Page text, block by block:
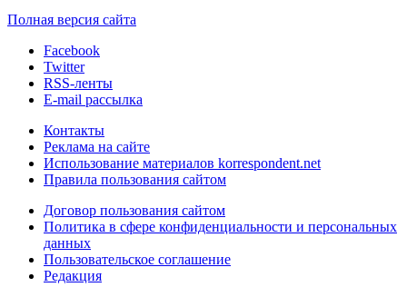
Полная версия сайта
Facebook
Twitter
RSS-ленты
E-mail рассылка
Контакты
Реклама на сайте
Использование материалов korrespondent.net
Правила пользования сайтом
Договор пользования сайтом
Политика в сфере конфиденциальности и персональных
данных
Пользовательское соглашение
Редакция